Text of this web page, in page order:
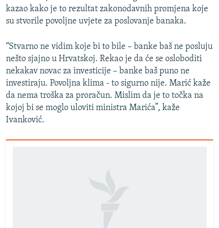
kazao kako je to rezultat zakonodavnih promjena koje
su stvorile povoljne uvjete za poslovanje banaka.
“Stvarno ne vidim koje bi to bile – banke baš ne posluju
nešto sjajno u Hrvatskoj. Rekao je da će se osloboditi
nekakav novac za investicije – banke baš puno ne
investiraju. Povoljna klima - to sigurno nije. Marić kaže
da nema troška za proračun. Mislim da je to točka na
kojoj bi se moglo uloviti ministra Marića”, kaže
Ivanković.